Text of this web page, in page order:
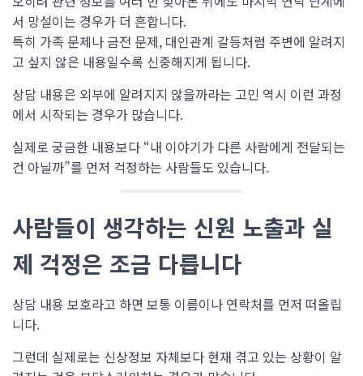
서 망설이는 경우가 더 흔합니다.
특히 가족 문제나 금전 문제, 대인관계 갈등처럼 주변에 알려지
고 싶지 않은 내용일수록 신중해지게 됩니다.
상담 내용은 외부에 알려지지 않을까라는 고민 역시 이런 과정
에서 시작되는 경우가 많습니다.
실제로 궁금한 내용보다 “내 이야기가 다른 사람에게 전달되는
건 아닐까”를 먼저 걱정하는 사람들도 있습니다.
사람들이 생각하는 신원 노출과 실
제 걱정은 조금 다릅니다
상담 내용 보호라고 하면 보통 이름이나 연락처를 먼저 떠올립
니다.
그런데 실제로는 신상정보 자체보다 현재 겪고 있는 상황이 알